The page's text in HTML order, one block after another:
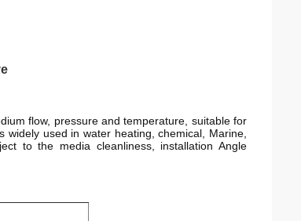
flow, pressure and temperature, suitable for
used in water heating, chemical, Marine,
to the media cleanliness, installation Angle